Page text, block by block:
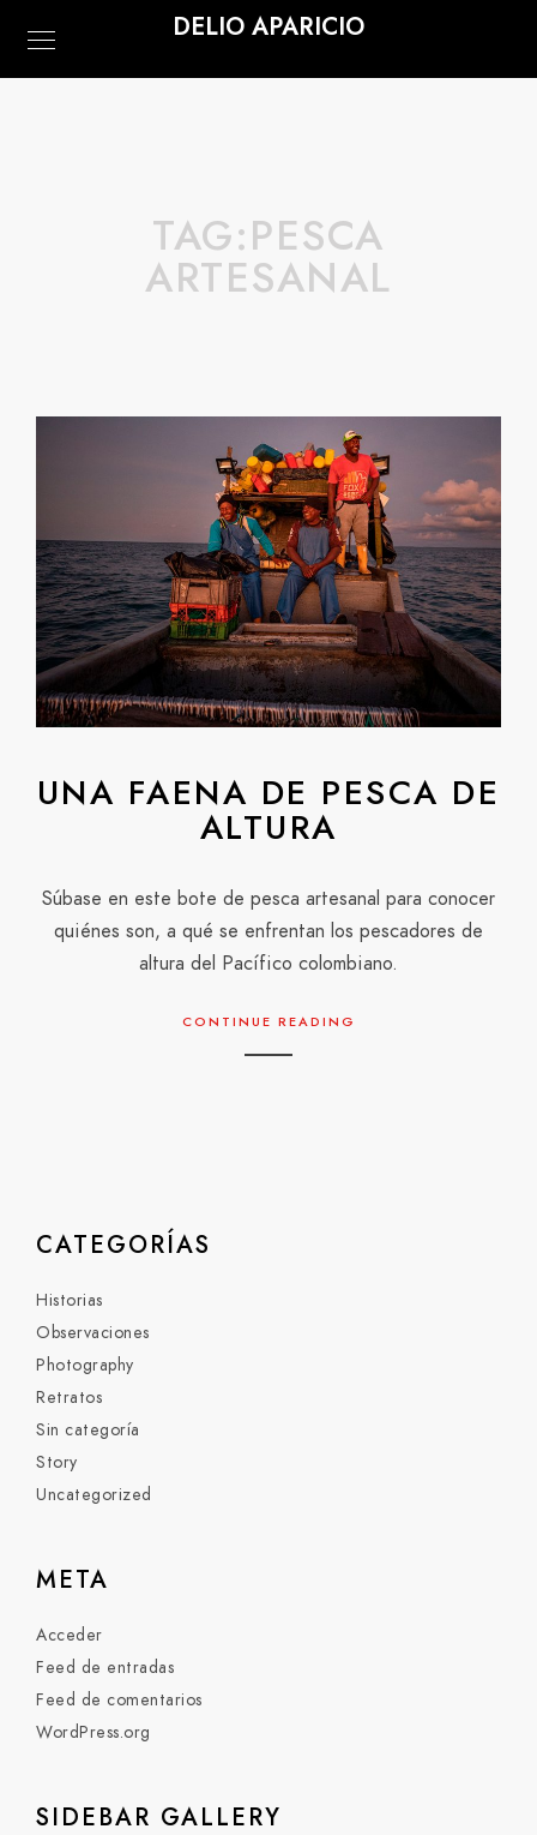
DELIO APARICIO
TAG:PESCA
ARTESANAL
UNA FAENA DE PESCA DE
ALTURA
Súbase en este bote de pesca artesanal para conocer
quiénes son, a qué se enfrentan los pescadores de
altura del Pacífico colombiano.
CONTINUE READING
CATEGORÍAS
Historias
Observaciones
Photography
Retratos
Sin categoría
Story
Uncategorized
META
Acceder
Feed de entradas
Feed de comentarios
WordPress.org
SIDEBAR GALLERY